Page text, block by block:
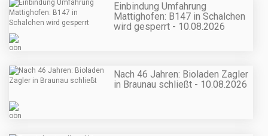
Einbindung Umfahrung
Mattighofen: B147 in Schalchen
wird gesperrt - 10.08.2026
Nach 46 Jahren: Bioladen Zagler
in Braunau schließt - 10.08.2026